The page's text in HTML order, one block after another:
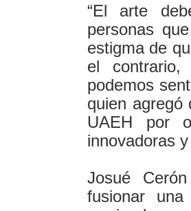
“El arte
personas
estigma de
el
podemos
quien agregó
UAEH por
innovadoras
Josué
fusionar